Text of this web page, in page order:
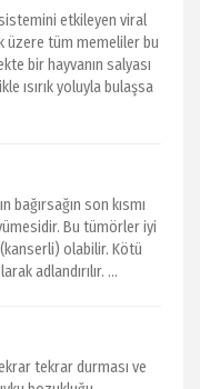
etkileyen viral
üzere tüm memeliler bu
bir hayvanın salyası
ısırık yoluyla bulaşsa
son kısmı
Bu tümörler iyi
olabilir. Kötü
adlandırılır. ...
tekrar durması ve